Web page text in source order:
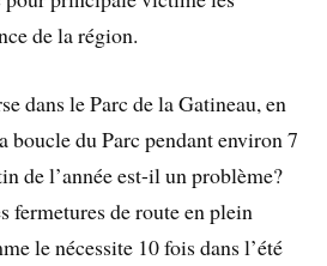
de la région.
dans le Parc de la Gatineau, en
boucle du Parc pendant environ 7
de l’année est-il un problème?
fermetures de route en plein
le nécessite 10 fois dans l’été